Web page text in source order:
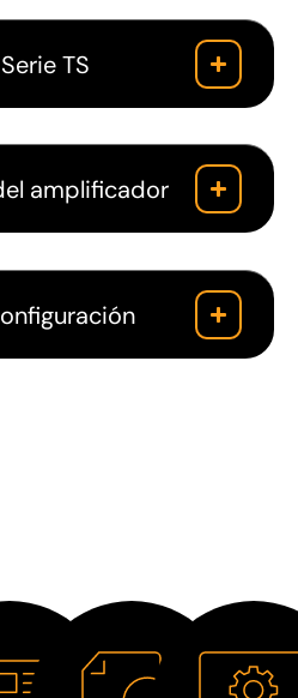
TS
amplificador